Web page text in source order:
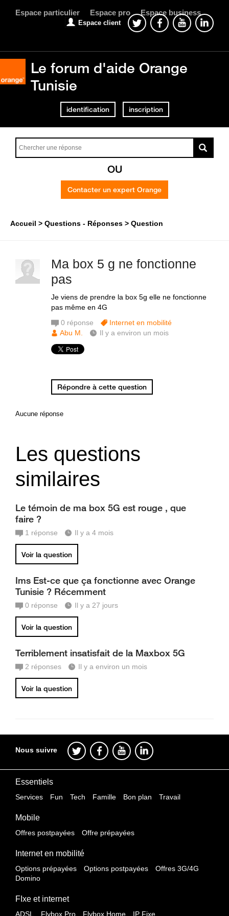
Espace particulier Espace pro Espace business
Espace client
Le forum d'aide Orange
Tunisie
identification inscription
OU
Contacter un expert Orange
Accueil Questions - Réponses Question
Ma box 5 g ne fonctionne
pas
Je viens de prendre la box 5g elle ne fonctionne
pas même en 4G
0 réponse
Internet en mobilité
Abu M.
Il y a environ un mois
Répondre à cette question
Aucune réponse
Les questions
similaires
Le témoin de ma box 5G est rouge , que
faire ?
1 réponse Il y a 4 mois
Voir la question
Ims Est-ce que ça fonctionne avec Orange
Tunisie ? Récemment
0 réponse Il y a 27 jours
Voir la question
Terriblement insatisfait de la Maxbox 5G
2 réponses Il y a environ un mois
Voir la question
Nous suivre
Essentiels
Services Fun Tech Famille Bon plan Travail
Mobile
Offres postpayées Offre prépayées
Internet en mobilité
Options prépayées Options postpayées
Offres 3G/4G
Domino
FIxe et internet
ADSL Flybox Pro Flybox Home IP Fixe